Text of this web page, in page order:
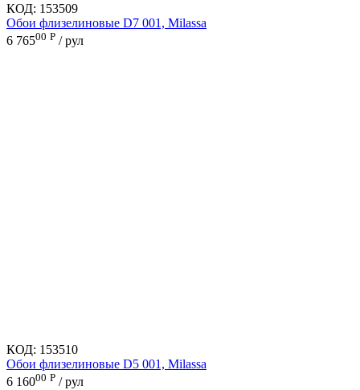
КОД: 153509
Обои флизелиновые D7 001, Milassa
6 76500 Р / рул
КОД: 153510
Обои флизелиновые D5 001, Milassa
6 16000 Р / рул